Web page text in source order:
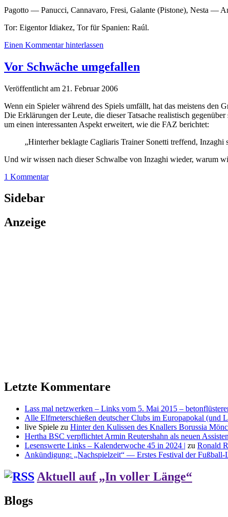
Pagotto — Panucci, Cannavaro, Fresi, Galante (Pistone), Nesta —
Tor: Eigentor Idiakez, Tor für Spanien: Raúl.
Einen Kommentar hinterlassen
Vor Schwäche umgefallen
Veröffentlicht am 21. Februar 2006
Wenn ein Spieler während des Spiels umfällt, hat das meistens den
Die Erklärungen der Leute, die dieser Tatsache realistisch
um einen interessanten Aspekt erweitert, wie die FAZ berichtet:
„Hinterher beklagte Cagliaris Trainer Sonetti treffend,
Und wir wissen nach dieser Schwalbe von Inzaghi wieder, warum
1 Kommentar
Sidebar
Anzeige
Letzte Kommentare
Lass mal netzwerken – Links vom 5. Mai 2015 –
Alle Elfmeterschießen deutscher Clubs im Europapokal (und
live Spiele zu Hinter den Kulissen des Knallers Borussia
Hertha BSC verpflichtet Armin Reutershahn als neuen
Lesenswerte Links – Kalenderwoche 45 in 2024 | zu Ronald
Ankündigung: „Nachspielzeit“ — Erstes Festival der Fußball-
Aktuell auf „In voller Länge“
Blogs